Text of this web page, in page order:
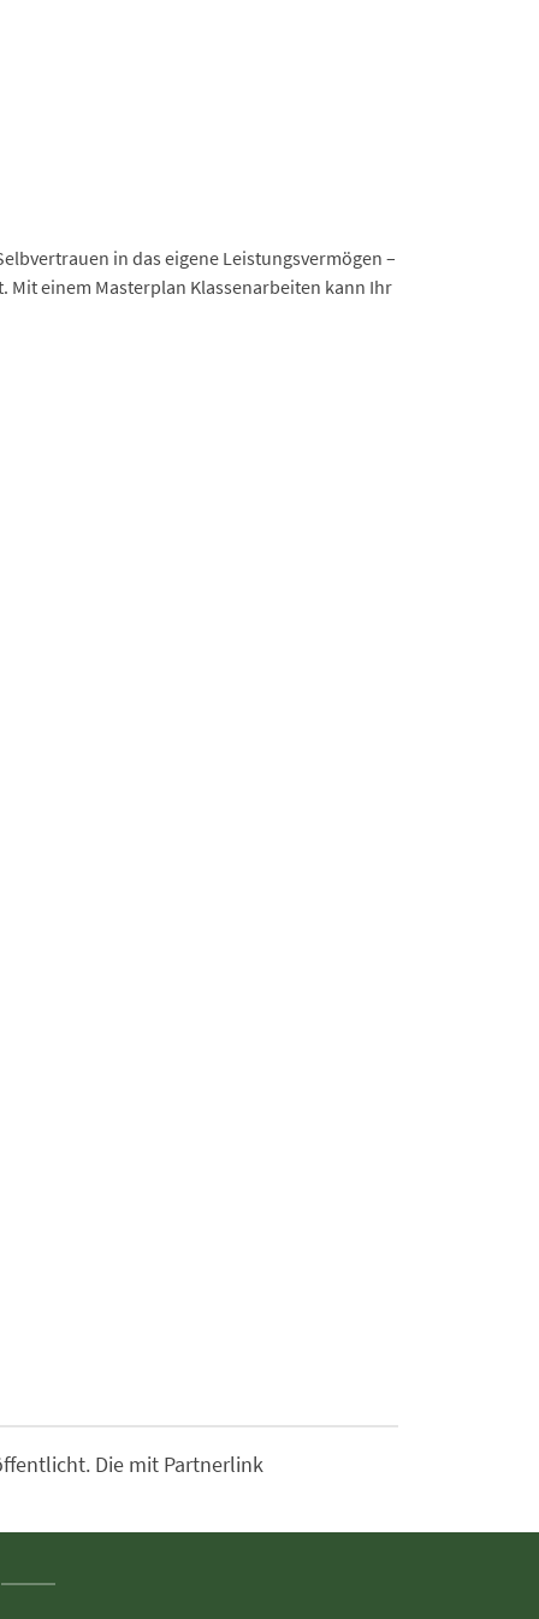
in das eigene Leistungsvermögen –
einem Masterplan Klassenarbeiten kann Ihr
Die mit Partnerlink